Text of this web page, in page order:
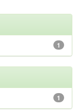
1
1